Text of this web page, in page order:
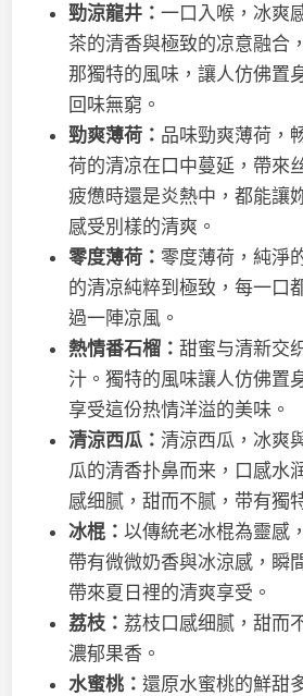
勁涼龍井：一口入喉，冰爽
茶的清香與極致的凉意融合
那獨特的風味，讓人仿佛置
回味無窮。
勁爽薄荷： 品味勁爽薄荷，
荷的清凉在口中蔓延，帶來
疲憊時還是炎熱中，都能讓
感受別樣的清爽。
零度薄荷： 零度薄荷，純淨
的清凉純粹到極致，每一口
過一陣凉風。
熱情番石榴：甜蜜与清新交
汁。獨特的風味讓人仿佛置
享受這份热情洋溢的美味。
清涼西瓜：清涼西瓜，冰爽
瓜的清香扑鼻而来，口感水
感细腻，甜而不腻，带有獨
冰棍：以傳統老冰棍為靈感
帶有微微奶香與冰涼感，瞬
帶來夏日裡的清爽享受。
荔枝： 荔枝口感细腻，甜而
濃郁果香。
水蜜桃：還原水蜜桃的鮮甜